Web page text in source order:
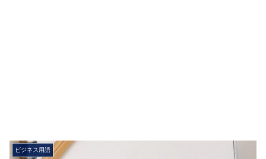
ビジネス用語